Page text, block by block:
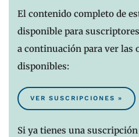
El contenido completo de
disponible para
a continuación para ver las
disponibles:
VER SUSCRIPCIONES »
Si ya tienes una